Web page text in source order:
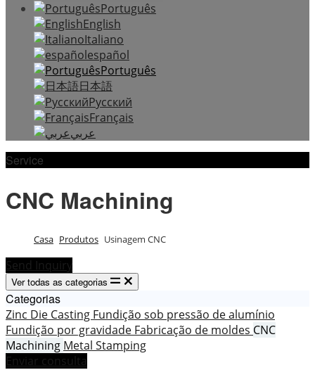
Português
English
Italiano
español
Português
日本語
Русский
Français
عربي
Service
CNC Machining
Casa Produtos Usinagem CNC
Send Inquiry
Ver todas as categorias
Categorias
Zinc Die Casting Fundição sob pressão de alumínio
Fundição por gravidade Fabricação de moldes CNC
Machining Metal Stamping
Enviar consulta